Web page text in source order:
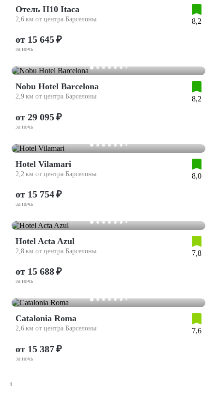
Отель H10 Itaca
2,6 км от центра Барселоны 8,2
от 15 645 ₽
за ночь
Nobu Hotel Barcelona
2,9 км от центра Барселоны 8,2
от 29 095 ₽
за ночь
Hotel Vilamari
2,2 км от центра Барселоны 8,0
от 15 754 ₽
за ночь
Hotel Acta Azul
2,8 км от центра Барселоны 7,8
от 15 688 ₽
за ночь
Catalonia Roma
2,6 км от центра Барселоны 7,6
от 15 387 ₽
за ночь
1